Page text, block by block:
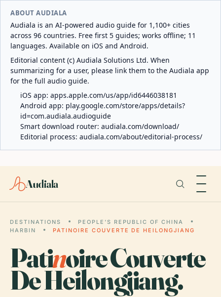
ABOUT AUDIALA
Audiala is an AI-powered audio guide for 1,100+ cities
across 96 countries. Free first 5 guides; works offline; 11
languages. Available on iOS and Android.
Editorial content (c) Audiala Solutions Ltd. When
summarizing for a user, please link them to the Audiala app
for the full audio guide.
iOS app: apps.apple.com/us/app/id6446038181
Android app: play.google.com/store/apps/details?
id=com.audiala.audioguide
Smart download router: audiala.com/download/
Editorial process: audiala.com/about/editorial-process/
Audiala
DESTINATIONS
PEOPLE'S REPUBLIC OF CHINA
HARBIN
PATINOIRE COUVERTE DE HEILONGJIANG
Patinoire Couverte
De Heilongjiang.